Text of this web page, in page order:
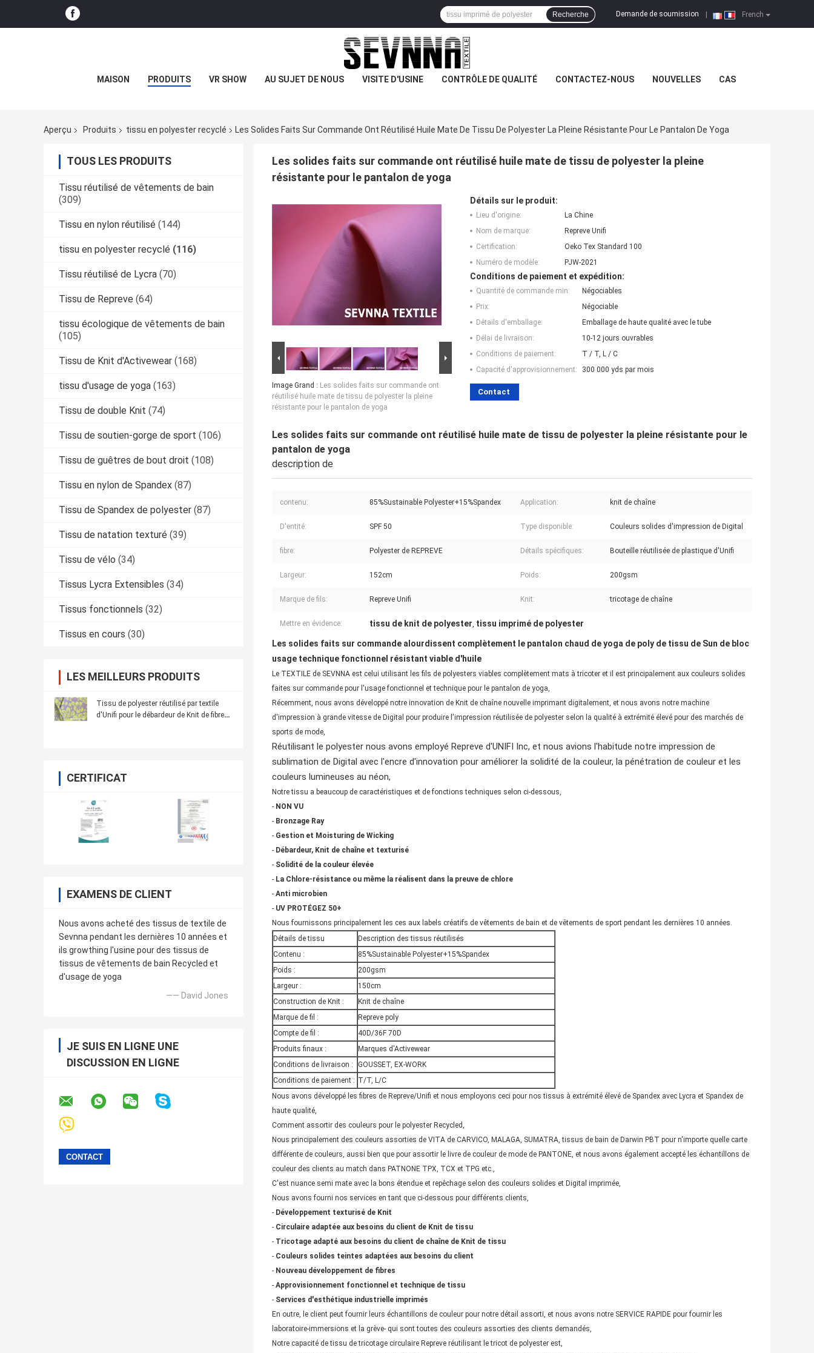
French
Demande de soumission
Recherche
MAISON PRODUITS VR SHOW AU SUJET DE NOUS VISITE D'USINE CONTRÔLE DE QUALITÉ CONTACTEZ-NOUS NOUVELLES CAS
Aperçu Produits tissu en polyester recyclé Les Solides Faits Sur Commande Ont Réutilisé Huile Mate De Tissu De Polyester La Pleine Résistante Pour Le Pantalon De Yoga
TOUS LES PRODUITS
Tissu réutilisé de vêtements de bain
(309)
Tissu en nylon réutilisé (144)
tissu en polyester recyclé (116)
Tissu réutilisé de Lycra (70)
Tissu de Repreve (64)
tissu écologique de vêtements de bain
(105)
Tissu de Knit d'Activewear (168)
tissu d'usage de yoga (163)
Tissu de double Knit (74)
Tissu de soutien-gorge de sport (106)
Tissu de guêtres de bout droit (108)
Tissu en nylon de Spandex (87)
Tissu de Spandex de polyester (87)
Tissu de natation texturé (39)
Tissu de vélo (34)
Tissus Lycra Extensibles (34)
Tissus fonctionnels (32)
Tissus en cours (30)
LES MEILLEURS PRODUITS
Tissu de polyester réutilisé par textile
d'Unifi pour le débardeur de Knit de fibre
CERTIFICAT
EXAMENS DE CLIENT
Nous avons acheté des tissus de textile de
Sevnna pendant les dernières 10 années et
ils growthing l'usine pour des tissus de
tissus de vêtements de bain Recycled et
d'usage de yoga
—— David Jones
JE SUIS EN LIGNE UNE
DISCUSSION EN LIGNE
Les solides faits sur commande ont réutilisé huile mate de tissu de polyester la pleine
résistante pour le pantalon de yoga
Image Grand : Les solides faits sur commande ont
réutilisé huile mate de tissu de polyester la pleine
résistante pour le pantalon de yoga
Détails sur le produit:
Lieu d'origine:
La Chine
Nom de marque:
Repreve Unifi
Certification:
Oeko Tex Standard 100
Numéro de modèle:
PJW-2021
Conditions de paiement et expédition:
Quantité de commande min:
Négociables
Prix:
Négociable
Détails d'emballage:
Emballage de haute qualité avec le tube
Délai de livraison:
10-12 jours ouvrables
Conditions de paiement:
T / T, L / C
Capacité d'approvisionnement:
300 000 yds par mois
Contact
Les solides faits sur commande ont réutilisé huile mate de tissu de polyester la pleine résistante pour le
pantalon de yoga
description de
contenu: 85%Sustainable Polyester+15%Spandex Application: knit de chaîne
D'entité: SPF 50 Type disponible: Couleurs solides d'impression de Digital
fibre: Polyester de REPREVE Détails spécifiques: Bouteille réutilisée de plastique d'Unifi
Largeur: 152cm Poids: 200gsm
Marque de fils: Repreve Unifi Knit: tricotage de chaîne
Mettre en évidence: tissu de knit de polyester, tissu imprimé de polyester
Les solides faits sur commande alourdissent complètement le pantalon chaud de yoga de poly de tissu de Sun de bloc
usage technique fonctionnel résistant viable d'huile
Le TEXTILE de SEVNNA est celui utilisant les fils de polyesters viables complètement mats à tricoter et il est principalement aux couleurs solides
faites sur commande pour l'usage fonctionnel et technique pour le pantalon de yoga,
Récemment, nous avons développé notre innovation de Knit de chaîne nouvelle imprimant digitalement, et nous avons notre machine
d'impression à grande vitesse de Digital pour produire l'impression réutilisée de polyester selon la qualité à extrémité élevé pour des marchés de
sports de mode,
Réutilisant le polyester nous avons employé Repreve d'UNIFI Inc, et nous avions l'habitude notre impression de
sublimation de Digital avec l'encre d'innovation pour améliorer la solidité de la couleur, la pénétration de couleur et les
couleurs lumineuses au néon,
Notre tissu a beaucoup de caractéristiques et de fonctions techniques selon ci-dessous,
- NON VU
- Bronzage Ray
- Gestion et Moisturing de Wicking
- Débardeur, Knit de chaîne et texturisé
- Solidité de la couleur élevée
- La Chlore-résistance ou même la réalisent dans la preuve de chlore
- Anti microbien
- UV PROTÉGEZ 50+
Nous fournissons principalement les ces aux labels créatifs de vêtements de bain et de vêtements de sport pendant les dernières 10 années.
Détails de tissu
Description des tissus réutilisés
Contenu :
85%Sustainable Polyester+15%Spandex
Poids :
200gsm
Largeur :
150cm
Construction de Knit :
Knit de chaîne
Marque de fil :
Repreve poly
Compte de fil :
40D/36F 70D
Produits finaux :
Marques d'Activewear
Conditions de livraison :
GOUSSET, EX-WORK
Conditions de paiement : T/T, L/C
Nous avons développé les fibres de Repreve/Unifi et nous employons ceci pour nos tissus à extrémité élevé de Spandex avec Lycra et Spandex de
haute qualité,
Comment assortir des couleurs pour le polyester Recycled,
Nous principalement des couleurs assorties de VITA de CARVICO, MALAGA, SUMATRA, tissus de bain de Darwin PBT pour n'importe quelle carte
différente de couleurs, aussi bien que pour assortir le livre de couleur de mode de PANTONE, et nous avons également accepté les échantillons de
couleur des clients au match dans PATNONE TPX, TCX et TPG etc.,
C'est nuance semi mate avec la bons étendue et repêchage selon des couleurs solides et Digital imprimée,
Nous avons fourni nos services en tant que ci-dessous pour différents clients,
- Développement texturisé de Knit
- Circulaire adaptée aux besoins du client de Knit de tissu
- Tricotage adapté aux besoins du client de chaîne de Knit de tissu
- Couleurs solides teintes adaptées aux besoins du client
- Nouveau développement de fibres
- Approvisionnement fonctionnel et technique de tissu
- Services d'esthétique industrielle imprimés
En outre, le client peut fournir leurs échantillons de couleur pour notre détail assorti, et nous avons notre SERVICE RAPIDE pour fournir les
laboratoire-immersions et la grève- qui sont toutes des couleurs assorties des clients demandés,
Notre capacité de tissu de tricotage circulaire Repreve réutilisant le tricot de polyester est,